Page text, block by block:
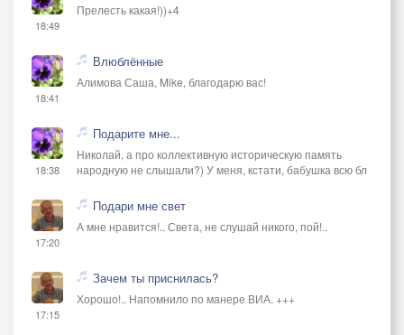
18:49
Прелесть какая!))+4
18:41
Влюблённые
Алимова Саша, Mike, благодарю вас!
18:38
Подарите мне...
Николай, а про коллективную историческую память
народную не слышали?) У меня, кстати, бабушка всю бл
17:20
Подари мне свет
А мне нравится!.. Света, не слушай никого, пой!..
17:15
Зачем ты приснилась?
Хорошо!.. Напомнило по манере ВИА. +++